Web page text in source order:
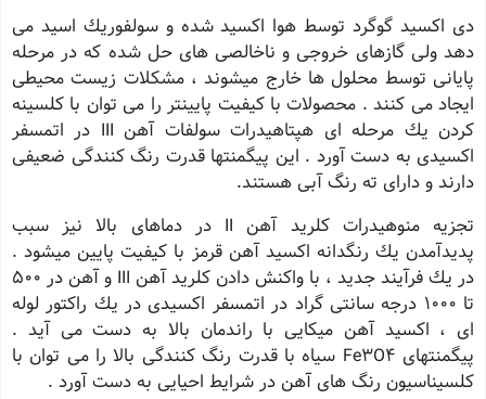
دی اكسید گوگرد توسط هوا اكسید شده و سولفوریك اسید می
دهد ولی گازهای خروجی و ناخالصی های حل شده كه در مرحله
پایانی توسط محلول ها خارج میشوند ، مشكلات زیست محیطی
ایجاد می كنند . محصولات با كیفیت پایینتر را می توان با كلسینه
كردن یك مرحله ای هپتاهیدرات سولفات آهن III در اتمسفر
اكسیدی به دست آورد . این پیگمنتها قدرت رنگ كنندگی ضعیفی
دارند و دارای ته رنگ آبی هستند.
تجزیه منوهیدرات كلرید آهن II در دماهای بالا نیز سبب
پدیدآمدن یك رنگدانه اكسید آهن قرمز با كیفیت پایین میشود .
در یك فرآیند جدید ، با واكنش دادن كلرید آهن III و آهن در 500
تا 1000 درجه سانتی گراد در اتمسفر اكسیدی در یك راكتور لوله
ای ، اكسید آهن میكایی با راندمان بالا به دست می آید .
پیگمنتهای Fe3O4 سیاه با قدرت رنگ كنندگی بالا را می توان با
كلسیناسیون رنگ های آهن در شرایط احیایی به دست آورد .